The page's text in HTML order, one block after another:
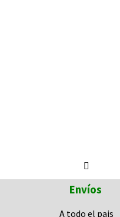
Envíos
A todo el pais